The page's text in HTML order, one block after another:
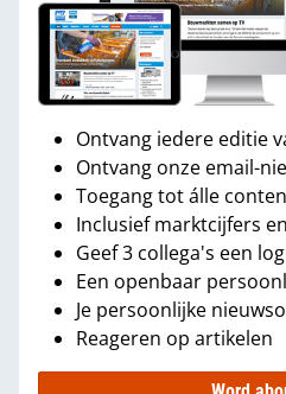
Ontvang iedere editie
Ontvang onze email-
Toegang tot álle
Inclusief marktcijfers
Geef 3 collega's een
Een openbaar
Je persoonlijke
Reageren op artikelen